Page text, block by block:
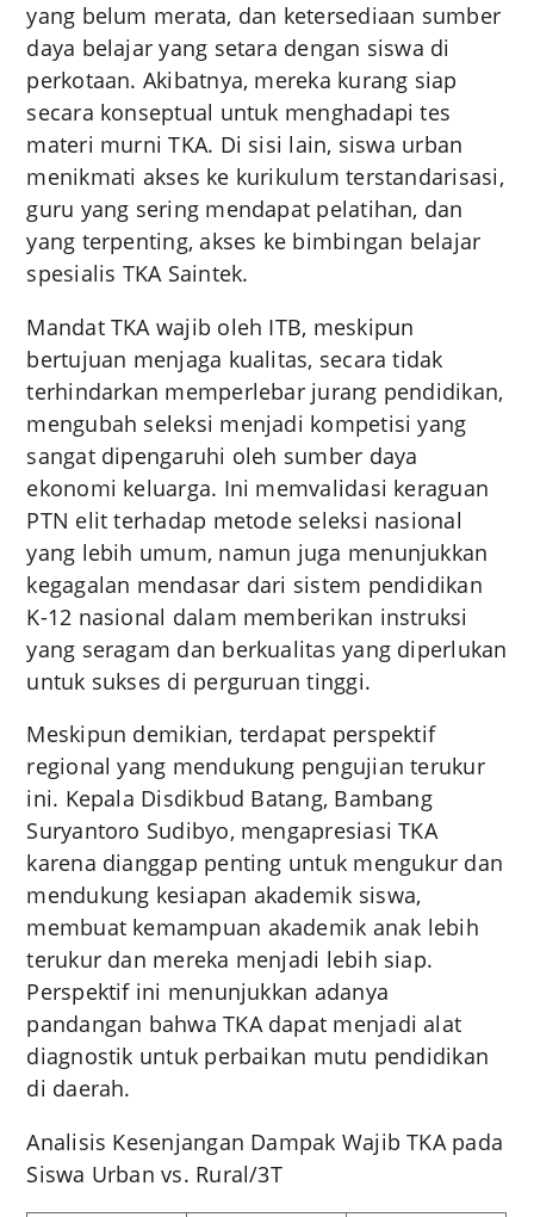
yang belum merata, dan ketersediaan sumber
daya belajar yang setara dengan siswa di
perkotaan. Akibatnya, mereka kurang siap
secara konseptual untuk menghadapi tes
materi murni TKA. Di sisi lain, siswa urban
menikmati akses ke kurikulum terstandarisasi,
guru yang sering mendapat pelatihan, dan
yang terpenting, akses ke bimbingan belajar
spesialis TKA Saintek.
Mandat TKA wajib oleh ITB, meskipun
bertujuan menjaga kualitas, secara tidak
terhindarkan memperlebar jurang pendidikan,
mengubah seleksi menjadi kompetisi yang
sangat dipengaruhi oleh sumber daya
ekonomi keluarga. Ini memvalidasi keraguan
PTN elit terhadap metode seleksi nasional
yang lebih umum, namun juga menunjukkan
kegagalan mendasar dari sistem pendidikan
K-12 nasional dalam memberikan instruksi
yang seragam dan berkualitas yang diperlukan
untuk sukses di perguruan tinggi.
Meskipun demikian, terdapat perspektif
regional yang mendukung pengujian terukur
ini. Kepala Disdikbud Batang, Bambang
Suryantoro Sudibyo, mengapresiasi TKA
karena dianggap penting untuk mengukur dan
mendukung kesiapan akademik siswa,
membuat kemampuan akademik anak lebih
terukur dan mereka menjadi lebih siap.
Perspektif ini menunjukkan adanya
pandangan bahwa TKA dapat menjadi alat
diagnostik untuk perbaikan mutu pendidikan
di daerah.
Analisis Kesenjangan Dampak Wajib TKA pada
Siswa Urban vs. Rural/3T